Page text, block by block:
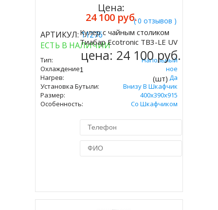
( 0 отзывов )
АРТИКУЛ:11276
ЕСТЬ В НАЛИЧИИ
Тип:
Напольный
Охлаждение:
Электронное
Нагрев:
Да
Установка Бутыли:
Внизу В Шкафчик
Размер:
400x390х915
Особенность:
Со Шкафчиком
Цена:
24 100 руб.
Купить
Кулер с чайным столиком
Тиабар Ecotronic TB3-LE UV
цена: 24 100 руб.
(шт)